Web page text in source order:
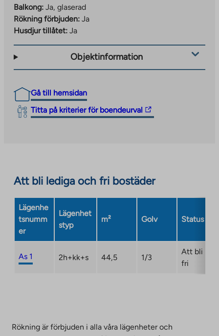
Balkong: Ja, glaserad
Rökning förbjuden: Ja
Husdjur tillåtet: Ja
Objektinformation
Gå till hemsidan
Titta på kriterier för boendeurval
The
link
external
Link
opens
a
tab
Att bli lediga och fri bostäder
Lägenhe
tsnumm
er
Lägenhet
styp
m² Golv Status
As 1 2h+kk+s 44,5 1/3
Att bli
fri
Rökning är förbjuden i alla våra lägenheter och